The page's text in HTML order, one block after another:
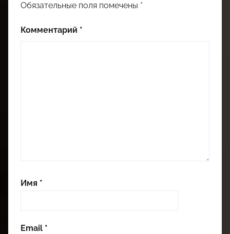
Обязательные поля помечены *
Комментарий *
Имя *
Email *